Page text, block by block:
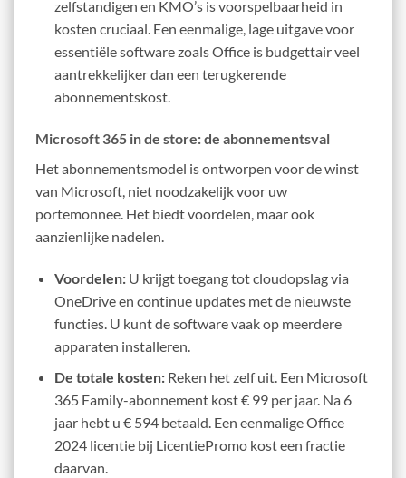
zelfstandigen en KMO’s is voorspelbaarheid in
kosten cruciaal. Een eenmalige, lage uitgave voor
essentiële software zoals Office is budgettair veel
aantrekkelijker dan een terugkerende
abonnementskost.
Microsoft 365 in de store: de abonnementsval
Het abonnementsmodel is ontworpen voor de winst
van Microsoft, niet noodzakelijk voor uw
portemonnee. Het biedt voordelen, maar ook
aanzienlijke nadelen.
Voordelen:U krijgt toegang tot cloudopslag via
OneDrive en continue updates met de nieuwste
functies. U kunt de software vaak op meerdere
apparaten installeren.
De totale kosten:Reken het zelf uit. Een Microsoft
365 Family-abonnement kost € 99 per jaar. Na 6
jaar hebt u € 594 betaald. Een eenmalige Office
2024 licentie bij LicentiePromo kost een fractie
daarvan.